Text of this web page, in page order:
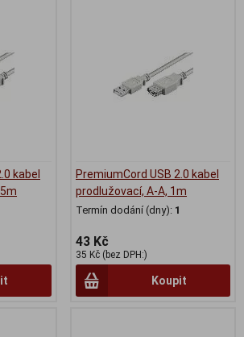
kabel
PremiumCord USB 2.0 kabel
prodlužovací, A-A, 1m
Termín dodání (dny): 1
43 Kč
35 Kč (bez DPH:)
Koupit